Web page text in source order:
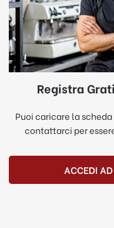
Registra
Puoi caricare la
contattarci per
ACCEDI